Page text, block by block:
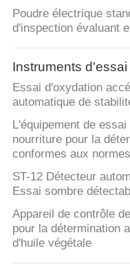
Poudre électrique
d'inspection évaluant
Instruments
Essai d'oxydation
automatique de
L'équipement de
nourriture pour la
conformes aux
ST-12 Détecteur
Essai sombre
Appareil de contrôle
pour la détermination
d'huile végétale